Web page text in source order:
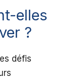
elles
?
défis